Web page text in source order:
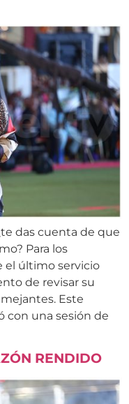
das cuenta de que
Para los
el último servicio
de revisar su
Este
con una sesión de
RENDIDO